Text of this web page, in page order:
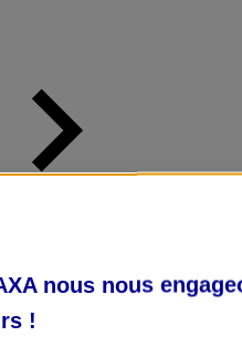
nous nous
!